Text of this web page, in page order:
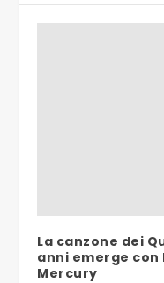
La canzone dei
anni emerge con
Mercury